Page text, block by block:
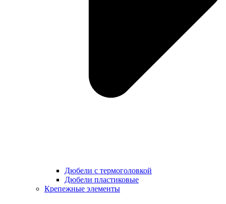
Дюбели с термоголовкой
Дюбели пластиковые
Крепежные элементы